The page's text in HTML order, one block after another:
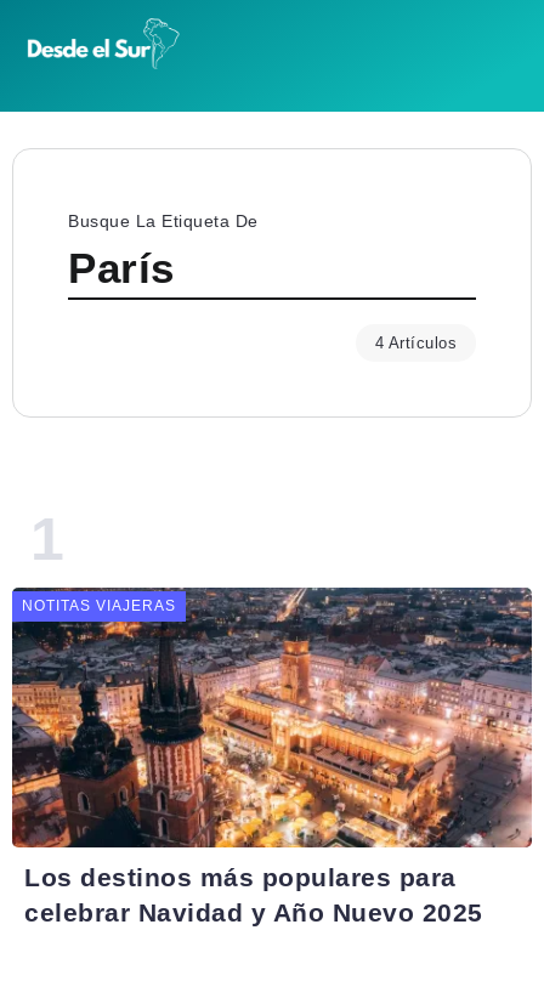
Busque La Etiqueta De
París
4 Artículos
NOTITAS VIAJERAS
Los destinos más populares para
celebrar Navidad y Año Nuevo 2025